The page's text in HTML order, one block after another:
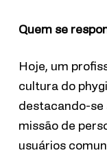
Quem se
Hoje, um
cultura do
destacando-se
missão de
usuários